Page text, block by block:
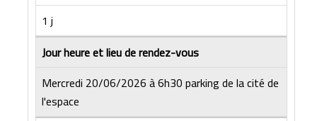
1 j
Jour heure et lieu de rendez-vous
Mercredi 20/06/2026 à 6h30 parking de la cité de
l'espace